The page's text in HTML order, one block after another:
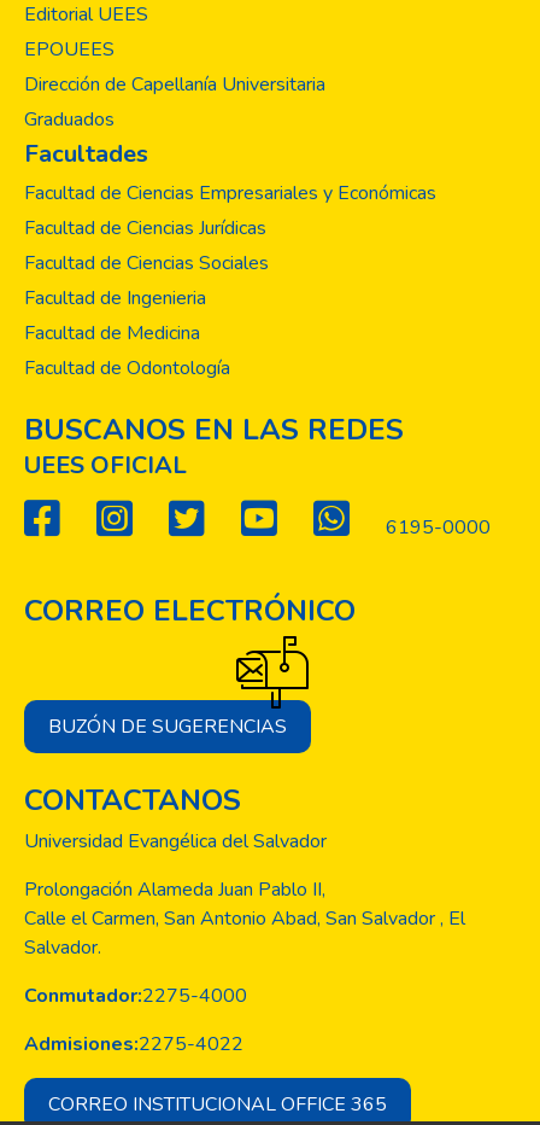
Editorial UEES
EPOUEES
Dirección de Capellanía Universitaria
Graduados
Facultades
Facultad de Ciencias Empresariales y Económicas
Facultad de Ciencias Jurídicas
Facultad de Ciencias Sociales
Facultad de Ingenieria
Facultad de Medicina
Facultad de Odontología
BUSCANOS EN LAS REDES
UEES OFICIAL
6195-0000
CORREO ELECTRÓNICO
BUZÓN DE SUGERENCIAS
CONTACTANOS
Universidad Evangélica del Salvador
Prolongación Alameda Juan Pablo II,
Calle el Carmen, San Antonio Abad, San Salvador , El
Salvador.
Conmutador:2275-4000
Admisiones:2275-4022
CORREO INSTITUCIONAL OFFICE 365